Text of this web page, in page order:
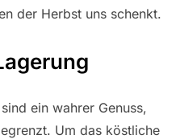
der Herbst uns schenkt.
ein wahrer Genuss,
Um das köstliche